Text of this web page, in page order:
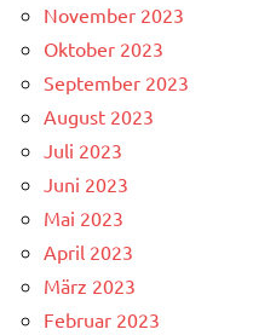
November 2023
Oktober 2023
September 2023
August 2023
Juli 2023
Juni 2023
Mai 2023
April 2023
März 2023
Februar 2023